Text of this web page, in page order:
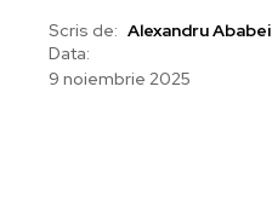
Scris de: Alexandru Ababei
Data:
9 noiembrie 2025